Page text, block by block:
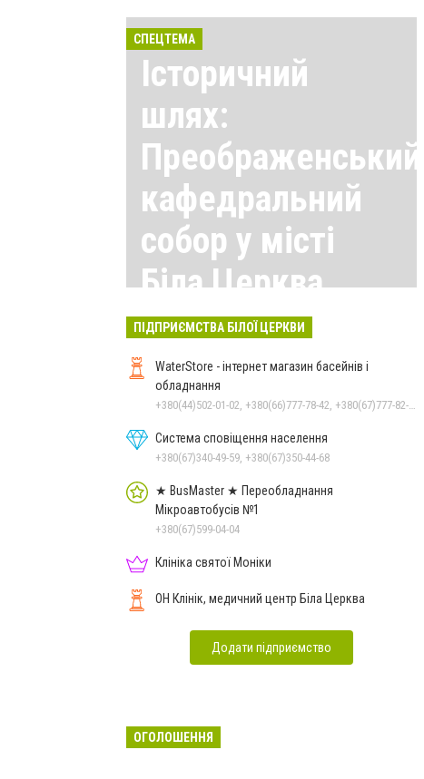
СПЕЦТЕМА
Історичний
шлях:
Преображенський
кафедральний
собор у місті
Біла Церква
Всі матеріали тут
ПІДПРИЄМСТВА БІЛОЇ ЦЕРКВИ
WaterStore - інтернет магазин басейнів і
обладнання
Система сповіщення населення
+380(67)340-49-59, +380(67)350-44-68
★ BusMaster ★ Переобладнання
Мікроавтобусів №1
+380(67)599-04-04
Клініка святої Моніки
ОН Клінік, медичний центр Біла Церква
Додати підприємство
ОГОЛОШЕННЯ